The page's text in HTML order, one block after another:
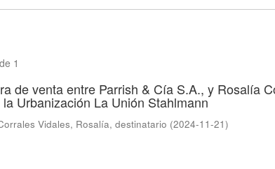
1
de venta entre Parrish & Cía S.A., y Rosalía
Urbanización La Unión Stahlmann
Vidales, Rosalía, destinatario (2024-11-21)